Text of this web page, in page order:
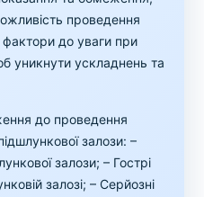
проведення
фактори до уваги при
уникнути ускладнень та
до проведення
залози: –
залози; – Гострі
залозі; – Серйозні